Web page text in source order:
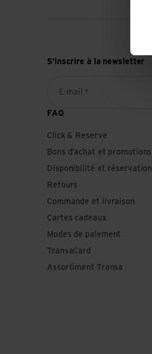
S'inscrire à la newsletter
E-mail *
FAQ
Click & Reserve
Bons d’achat et promotions
Disponibilité et réservation
Retours
Commande et livraison
Cartes cadeaux
Modes de paiement
TransaCard
Assortiment Transa